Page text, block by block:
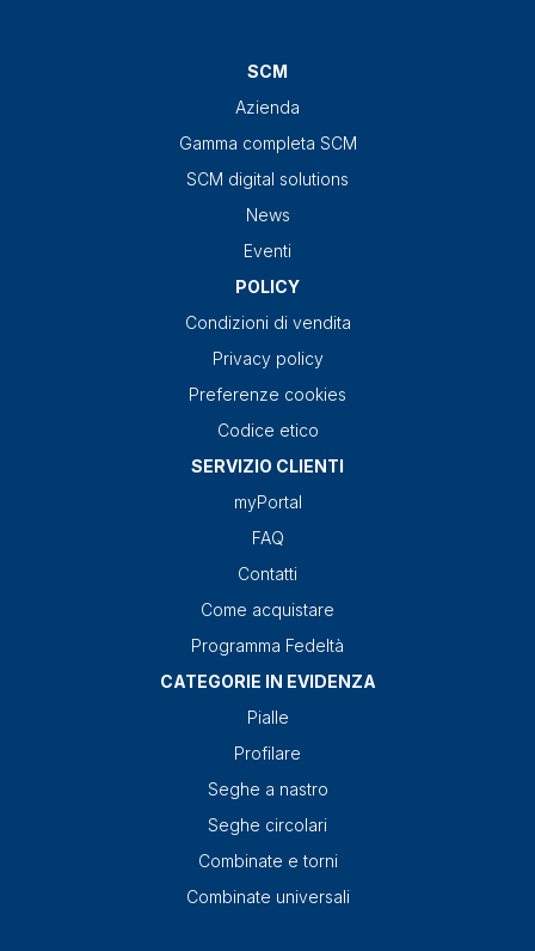
SCM
Azienda
Gamma completa SCM
SCM digital solutions
News
Eventi
POLICY
Condizioni di vendita
Privacy policy
Preferenze cookies
Codice etico
SERVIZIO CLIENTI
myPortal
FAQ
Contatti
Come acquistare
Programma Fedeltà
CATEGORIE IN EVIDENZA
Pialle
Profilare
Seghe a nastro
Seghe circolari
Combinate e torni
Combinate universali